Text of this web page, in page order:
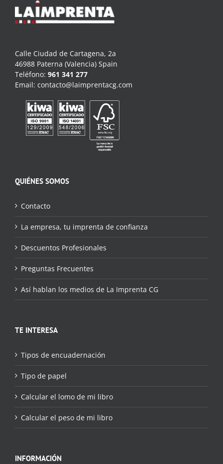
Calle Ciudad de Cartagena, 2a
46988 Paterna (Valencia) Spain
Teléfono: 961 341 277
Email: contacto@laimprentacg.com
QUIÉNES SOMOS
Contacto
La empresa, tu imprenta de confianza
Descuentos Profesionales
Preguntas Frecuentes
Así hablan los medios de La Imprenta CG
TE INTERESA
Tipos de encuadernación
Tipo de papel
Calcular el lomo de mi libro
Calcular el peso de mi libro
INFORMACIÓN